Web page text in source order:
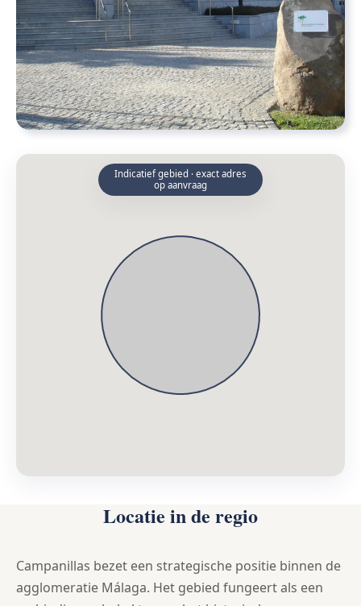
Indicatief gebied · exact adres
op aanvraag
Locatie in de regio
Campanillas bezet een strategische positie binnen de
agglomeratie Málaga. Het gebied fungeert als een